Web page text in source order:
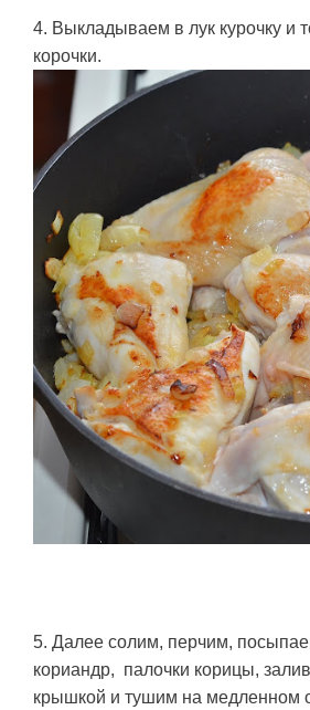
4. Выкладываем в лук курочку и
корочки.
5. Далее солим, перчим,
кориандр, палочки корицы,
крышкой и тушим на медленном